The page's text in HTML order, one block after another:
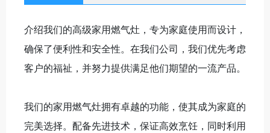
介绍我们的高级家用燃气灶，专为家庭使用而设计，
确保了便利性和安全性。在我们公司，我们优先考虑
客户的福祉，并努力提供满足他们期望的一流产品。
我们的家用燃气灶拥有卓越的功能，使其成为家庭的
完美选择。配备先进技术，保证高效烹饪，同时利用